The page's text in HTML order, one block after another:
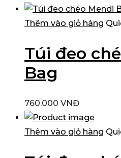
Thêm vào giỏ hàng
Túi đeo
Bag
760.000 VNĐ
Thêm vào giỏ hàng